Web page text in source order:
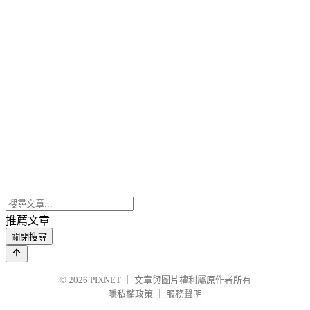
推薦文章
關閉搜尋
© 2026 PIXNET
文章與圖片權利屬原作者所有
隱私權政策
服務聲明